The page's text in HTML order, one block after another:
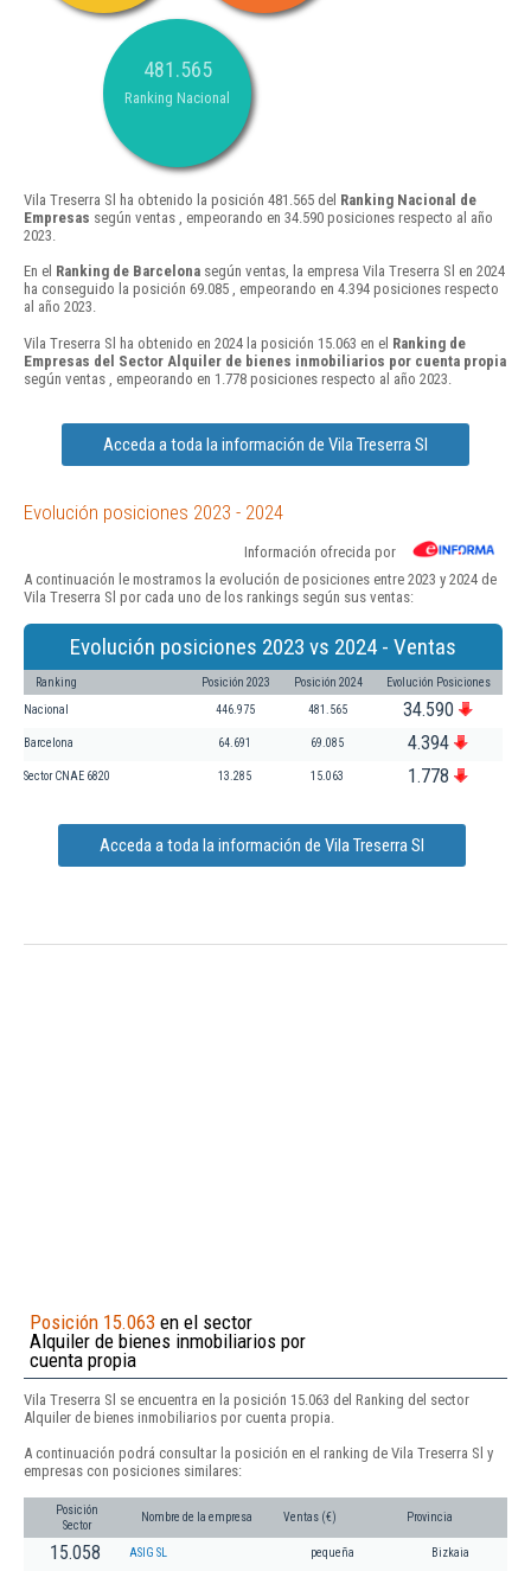
481.565
Ranking Nacional
Vila Treserra Sl ha obtenido la posición 481.565 del Ranking Nacional de
Empresas según ventas , empeorando en 34.590 posiciones respecto al año
2023.
En el Ranking de Barcelona según ventas, la empresa Vila Treserra Sl en 2024
ha conseguido la posición 69.085 , empeorando en 4.394 posiciones respecto
al año 2023.
Vila Treserra Sl ha obtenido en 2024 la posición 15.063 en el Ranking de
Empresas del Sector Alquiler de bienes inmobiliarios por cuenta propia
según ventas , empeorando en 1.778 posiciones respecto al año 2023.
Acceda a toda la información de Vila Treserra Sl
Evolución posiciones 2023 - 2024
Información ofrecida por
A continuación le mostramos la evolución de posiciones entre 2023 y 2024 de
Vila Treserra Sl por cada uno de los rankings según sus ventas:
Evolución posiciones 2023 vs 2024 - Ventas
Ranking Posición 2023 Posición 2024 Evolución Posiciones
Nacional 446.975 481.565 34.590
Barcelona 64.691 69.085 4.394
Sector CNAE 6820 13.285 15.063 1.778
Acceda a toda la información de Vila Treserra Sl
Posición 15.063 en el sector
Alquiler de bienes inmobiliarios por
cuenta propia
Vila Treserra Sl se encuentra en la posición 15.063 del Ranking del sector
Alquiler de bienes inmobiliarios por cuenta propia.
A continuación podrá consultar la posición en el ranking de Vila Treserra Sl y
empresas con posiciones similares:
Posición
Sector
Nombre de la empresa Ventas (€) Provincia
15.058 ASIG SL pequeña Bizkaia